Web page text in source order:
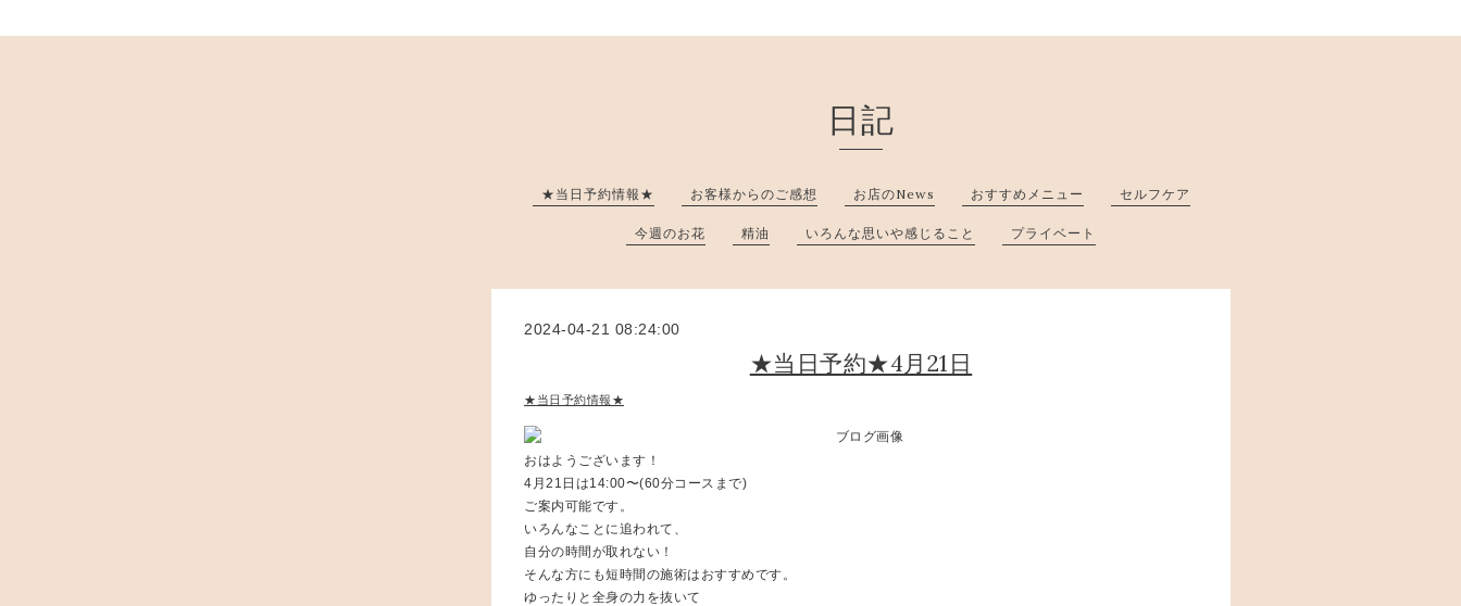
日記
★当日予約情報★ お客様からのご感想 お店のNews おすすめメニュー セルフケア
今週のお花 精油 いろんな思いや感じること プライベート
2024-04-21 08:24:00
★当日予約★4月21日
★当日予約情報★
おはようございます！
4月21日は14:00〜(60分コースまで)
ご案内可能です。
いろんなことに追われて、
自分の時間が取れない！
そんな方にも短時間の施術はおすすめです。
ゆったりと全身の力を抜いて